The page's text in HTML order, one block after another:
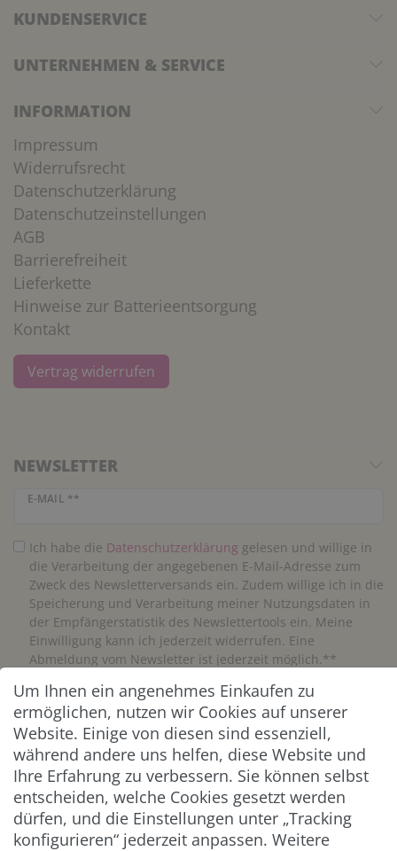
KUNDENSERVICE
UNTERNEHMEN & SERVICE
INFORMATION
Impressum
Widerrufsrecht
Datenschutzerklärung
Datenschutzeinstellungen
AGB
Barrierefreiheit
Lieferkette
Hinweise zur Batterieentsorgung
Kontakt
Vertrag widerrufen
NEWSLETTER
E-MAIL **
Newsletter Honig
Ich habe die Daten­schutz­erklärung gelesen und willige in
die Verarbeitung der angegebenen E-Mail-Adresse zum
Zweck des Newsletterversands ein. Zudem willige ich in die
Speicherung und Verarbeitung meiner Nutzungsdaten in
der Empfängerstatistik des Newslettertools ein. Meine
Einwilligung kann ich jederzeit widerrufen. Eine
Abmeldung vom Newsletter ist jederzeit möglich.**
Abonnieren
** Hierbei handelt es sich um ein Pflichtfeld.
ZAHLUNG & VERSAND
Um Ihnen ein angenehmes Einkaufen zu
ermöglichen, nutzen wir Cookies auf unserer
Website. Einige von diesen sind essenziell,
während andere uns helfen, diese Website und
Ihre Erfahrung zu verbessern. Sie können selbst
entscheiden, welche Cookies gesetzt werden
dürfen, und die Einstellungen unter „Tracking
konfigurieren“ jederzeit anpassen. Weitere